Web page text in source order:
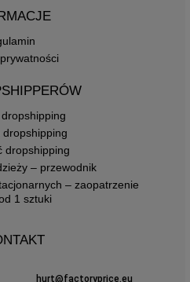
dropshipping
dropshipping
– przewodnik
– zaopatrzenie
1 sztuki
hurt@factoryprice.eu